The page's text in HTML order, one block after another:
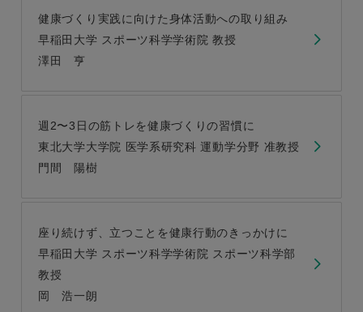
健康づくり実践に向けた身体活動への取り組み
早稲田大学 スポーツ科学学術院 教授
澤田 亨
週2〜3日の筋トレを健康づくりの習慣に
東北大学大学院 医学系研究科 運動学分野 准教授
門間 陽樹
座り続けず、立つことを健康行動のきっかけに
早稲田大学 スポーツ科学学術院 スポーツ科学部
教授
岡 浩一朗